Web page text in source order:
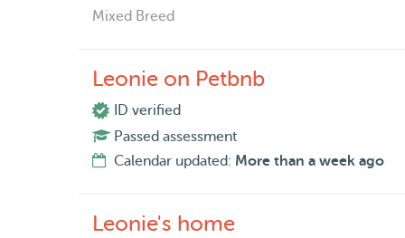
Mixed Breed
Leonie on Petbnb
ID verified
Passed assessment
Calendar updated: More than a week ago
Leonie's home